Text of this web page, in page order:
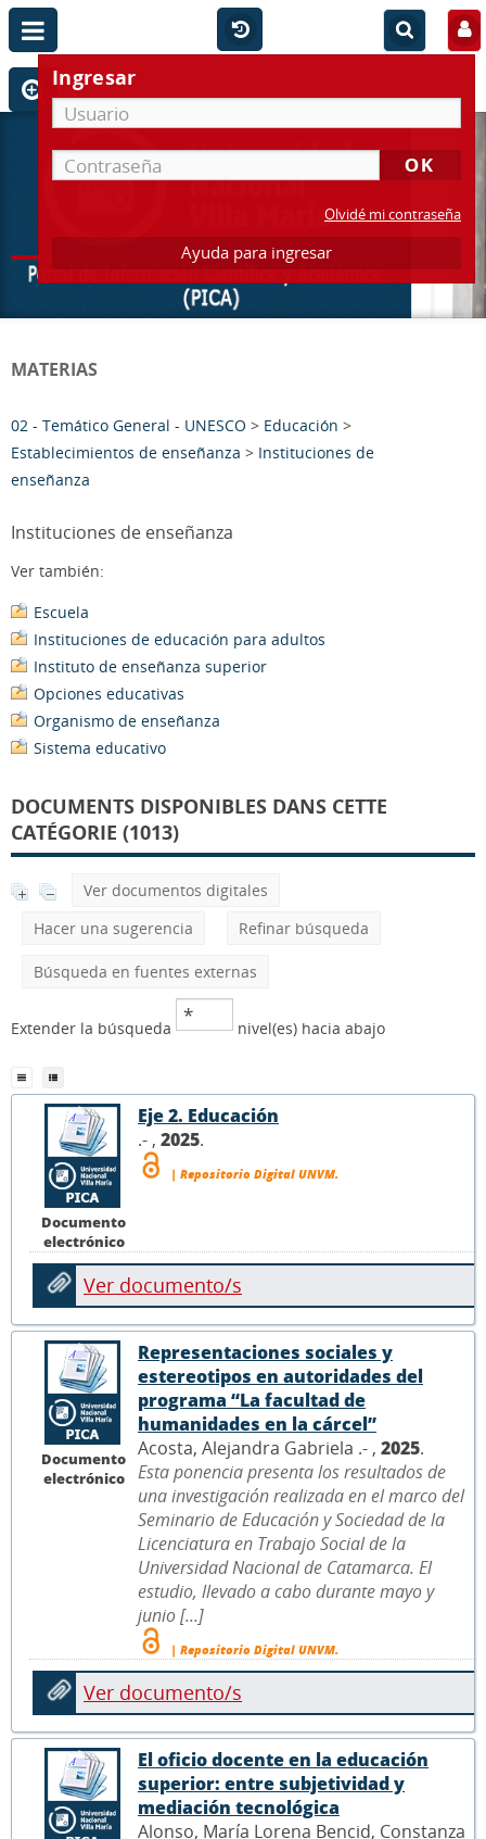
Ingresar
Olvidé mi contraseña
Ayuda para ingresar
MATERIAS
02 - Temático General - UNESCO > Educación >
Establecimientos de enseñanza > Instituciones de
enseñanza
Instituciones de enseñanza
Ver también:
Escuela
Instituciones de educación para adultos
Instituto de enseñanza superior
Opciones educativas
Organismo de enseñanza
Sistema educativo
DOCUMENTS DISPONIBLES DANS CETTE
CATÉGORIE (1013)
Ver documentos digitales
Hacer una sugerencia
Refinar búsqueda
Búsqueda en fuentes externas
Extender la búsqueda nivel(es) hacia abajo
Documento
electrónico
Eje 2. Educación
.- , 2025.
| Repositorio Digital UNVM.
Ver documento/s
Documento
electrónico
Representaciones sociales y
estereotipos en autoridades del
programa “La facultad de
humanidades en la cárcel”
Acosta, Alejandra Gabriela .- , 2025.
Esta ponencia presenta los resultados de
una investigación realizada en el marco del
Seminario de Educación y Sociedad de la
Licenciatura en Trabajo Social de la
Universidad Nacional de Catamarca. El
estudio, llevado a cabo durante mayo y
junio [...]
| Repositorio Digital UNVM.
Ver documento/s
El oficio docente en la educación
superior: entre subjetividad y
mediación tecnológica
Alonso, María Lorena Bencid, Constanza